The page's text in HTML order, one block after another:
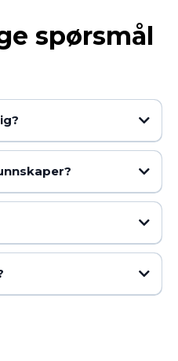
spørsmål